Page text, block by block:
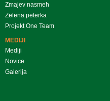
Zmajev nasmeh
Zelena peterka
Projekt One Team
MEDIJI
Mediji
Novice
Galerija